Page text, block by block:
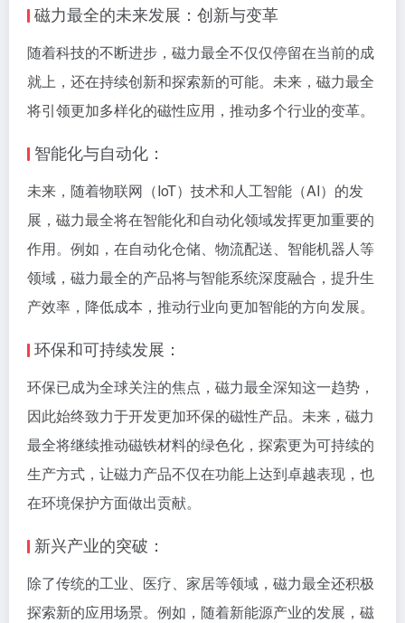
磁力最全的未来发展：创新与变革
随着科技的不断进步，磁力最全不仅仅停留在当前的成
就上，还在持续创新和探索新的可能。未来，磁力最全
将引领更加多样化的磁性应用，推动多个行业的变革。
智能化与自动化：
未来，随着物联网（IoT）技术和人工智能（AI）的发
展，磁力最全将在智能化和自动化领域发挥更加重要的
作用。例如，在自动化仓储、物流配送、智能机器人等
领域，磁力最全的产品将与智能系统深度融合，提升生
产效率，降低成本，推动行业向更加智能的方向发展。
环保和可持续发展：
环保已成为全球关注的焦点，磁力最全深知这一趋势，
因此始终致力于开发更加环保的磁性产品。未来，磁力
最全将继续推动磁铁材料的绿色化，探索更为可持续的
生产方式，让磁力产品不仅在功能上达到卓越表现，也
在环境保护方面做出贡献。
新兴产业的突破：
除了传统的工业、医疗、家居等领域，磁力最全还积极
探索新的应用场景。例如，随着新能源产业的发展，磁